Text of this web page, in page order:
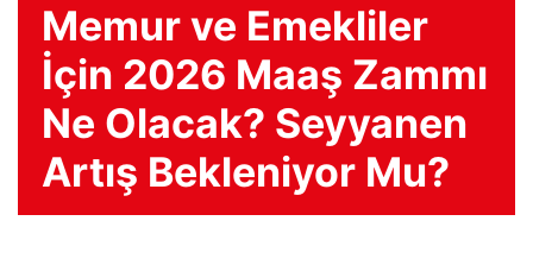
Memur ve Emekliler
İçin 2026 Maaş Zammı
Ne Olacak? Seyyanen
Artış Bekleniyor Mu?